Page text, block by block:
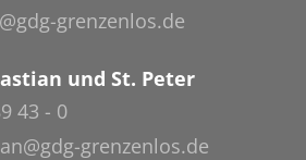
grenzenlos.de
und St. Peter
43 - 0
grenzenlos.de